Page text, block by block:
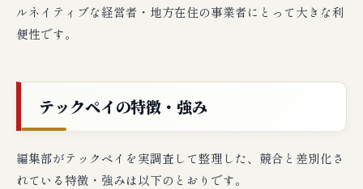
ルネイティブな経営者・地方在住の事業者にとって大きな利
便性です。
テックペイの特徴・強み
編集部がテックペイを実調査して整理した、競合と差別化さ
れている特徴・強みは以下のとおりです。